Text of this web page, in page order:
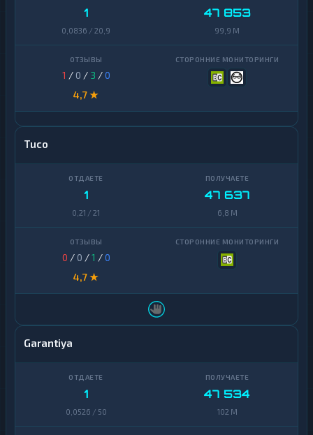
1
0,0836 / 20,9
47 853
99,9 M
1 / 0 / 3 /0
4,7 ★
Tuco
1
0,21 / 21
47 637
6,8 M
0 / 0 /1 /0
4,7 ★
Garantiya
1
0,0526 / 50
47 534
102 M